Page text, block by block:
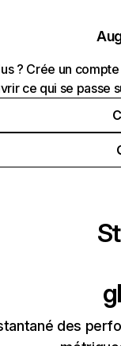
? Crée un
ce qui se passe
des